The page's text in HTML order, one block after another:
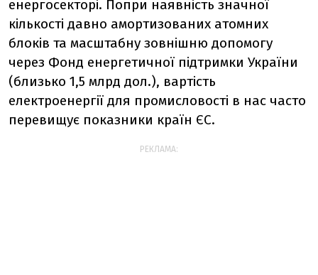
енергосекторі. Попри наявність значної
кількості давно амортизованих атомних
блоків та масштабну зовнішню допомогу
через Фонд енергетичної підтримки України
(близько 1,5 млрд дол.), вартість
електроенергії для промисловості в нас часто
перевищує показники країн ЄС.
РЕКЛАМА: